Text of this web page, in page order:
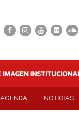
AGENDA NOTICIAS